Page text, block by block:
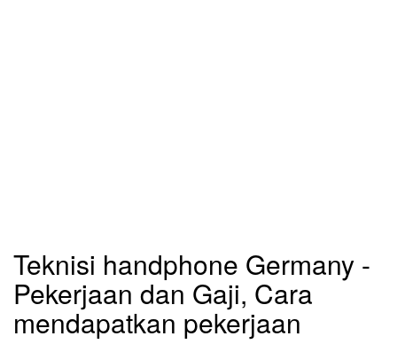
Teknisi handphone Germany -
Pekerjaan dan Gaji, Cara
mendapatkan pekerjaan